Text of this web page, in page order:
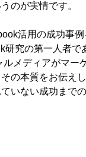
のが実情です。
活用の成功事
究の第一人者で
メディアがマー
の本質をお伝え
いない成功まで